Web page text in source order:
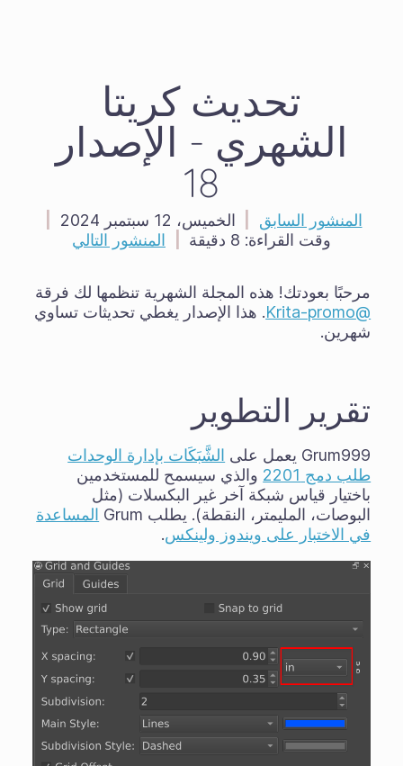
تحديث كريتا
الشهري - الإصدار
18
المنشور السابق الخميس، 12 سبتمبر 2024
وقت القراءة:
المنشور التالي
مرحبًا بعودتك! هذه المجلة الشهرية تنظمها لك فرقة
@Krita-promo
. هذا الإصدار يغطي تحديثات تساوي
شهرين.
تقرير التطوير
Grum999 يعمل على
الشَّبَكَات بإدارة الوحدات
طلب دمج 2201
والذي سيسمح للمستخدمين
باختيار قياس شبكة آخر غير البكسلات (مثل
البوصات، المليمتر، النقطة). يطلب Grum
المساعدة
في الاختبار على ويندوز ولينكس.